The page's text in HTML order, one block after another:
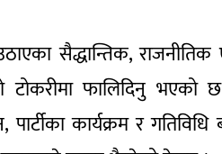
सैद्धान्तिक,
टोकरीमा फालिदिनु भएको
कार्यक्रम र गतिविधि